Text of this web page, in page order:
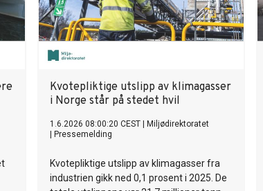
Kvotepliktige utslipp av klimagasser
i Norge står på stedet hvil
1.6.2026 08:00:20 CEST
Miljødirektoratet
Pressemelding
Kvotepliktige utslipp av klimagasser fra
industrien gikk ned 0,1 prosent i 2025. De